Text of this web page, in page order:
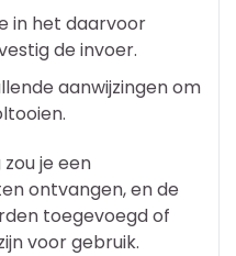
in het daarvoor
de invoer.
aanwijzingen om
je een
ontvangen, en de
toegevoegd of
voor gebruik.